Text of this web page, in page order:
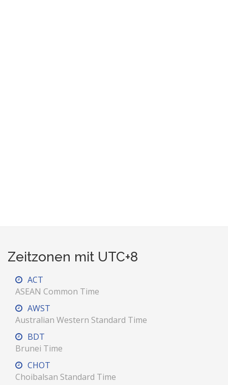
Zeitzonen mit UTC+8
ACT
ASEAN Common Time
AWST
Australian Western Standard Time
BDT
Brunei Time
CHOT
Choibalsan Standard Time